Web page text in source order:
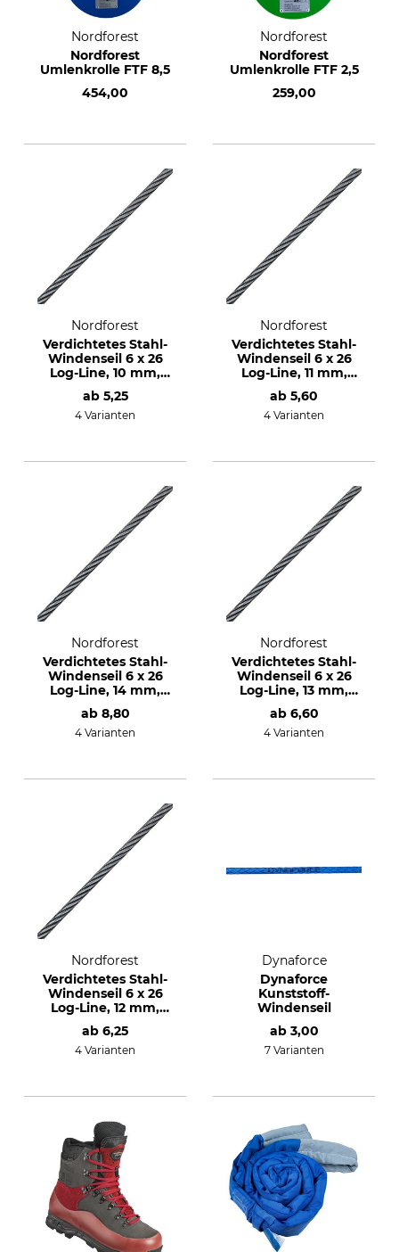
Nordforest
Nordforest
Umlenkrolle FTF 8,5
454,00
Nordforest
Nordforest
Umlenkrolle FTF 2,5
259,00
Nordforest
Verdichtetes Stahl-
Windenseil 6 x 26
Log-Line, 10 mm,
10,2 t
ab 5,25
4 Varianten
Nordforest
Verdichtetes Stahl-
Windenseil 6 x 26
Log-Line, 11 mm,
12,44 t
ab 5,60
4 Varianten
Nordforest
Verdichtetes Stahl-
Windenseil 6 x 26
Log-Line, 14 mm,
18,25 t
ab 8,80
4 Varianten
Nordforest
Verdichtetes Stahl-
Windenseil 6 x 26
Log-Line, 13 mm,
16,31 t
ab 6,60
4 Varianten
Nordforest
Verdichtetes Stahl-
Windenseil 6 x 26
Log-Line, 12 mm,
14,69 t
ab 6,25
4 Varianten
Dynaforce
Dynaforce
Kunststoff-
Windenseil
ab 3,00
7 Varianten